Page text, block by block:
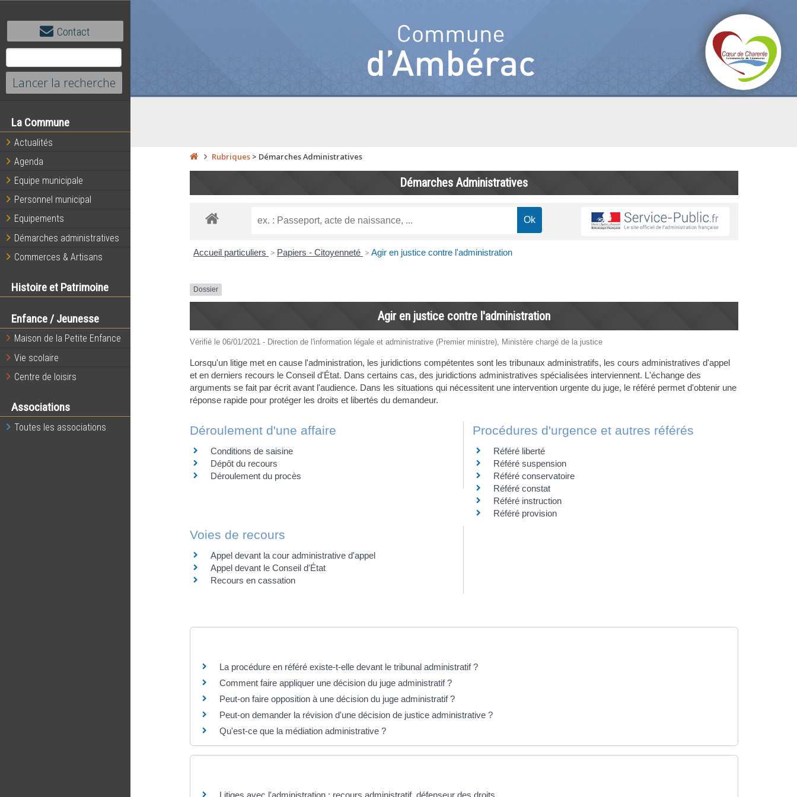
Contact
La Commune
Actualités
Agenda
Equipe municipale
Personnel municipal
Equipements
Démarches administratives
Commerces & Artisans
Histoire et Patrimoine
Enfance / Jeunesse
Maison de la Petite Enfance
Vie scolaire
Centre de loisirs
Associations
Toutes les associations
Rubriques> Démarches Administratives
Démarches Administratives
Accueil particuliers > Papiers - Citoyenneté > Agir en justice contre l'administration
Dossier
Agir en justice contre l'administration
Vérifié le 06/01/2021 - Direction de l'information légale et administrative (Premier ministre), Ministère chargé de la justice
Lorsqu'un litige met en cause l'administration, les juridictions compétentes sont les tribunaux administratifs, les cours administratives d'appel
et en derniers recours le Conseil d'État. Dans certains cas, des juridictions administratives spécialisées interviennent. L'échange des
arguments se fait par écrit avant l'audience. Dans les situations qui nécessitent une intervention urgente du juge, le référé permet d'obtenir une
réponse rapide pour protéger les droits et libertés du demandeur.
Déroulement d'une affaire
Conditions de saisine
Dépôt du recours
Déroulement du procès
Procédures d'urgence et autres référés
Référé liberté
Référé suspension
Référé conservatoire
Référé constat
Référé instruction
Référé provision
Voies de recours
Appel devant la cour administrative d'appel
Appel devant le Conseil d'État
Recours en cassation
La procédure en référé existe-t-elle devant le tribunal administratif ?
Comment faire appliquer une décision du juge administratif ?
Peut-on faire opposition à une décision du juge administratif ?
Peut-on demander la révision d'une décision de justice administrative ?
Qu'est-ce que la médiation administrative ?
Litiges avec l'administration : recours administratif, défenseur des droits